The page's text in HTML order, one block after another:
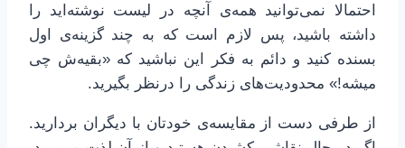
احتمالا نمی‌توانید همه‌ی آنچه در لیست نوشته‌اید را
داشته باشید، پس لازم است که به چند گزینه‌ی اول
بسنده کنید و دائم به فکر این نباشید که «بقیه‌ش چی
میشه!» محدودیت‌های زندگی را درنظر بگیرید.
از طرفی دست از مقایسه‌ی خودتان با دیگران بردارید.